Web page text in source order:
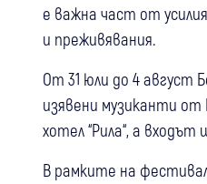
е важна част от
и преживявания.
От 31 юли до 4 август
изявени музиканти
хотел “Рила“, а входът
В рамките на